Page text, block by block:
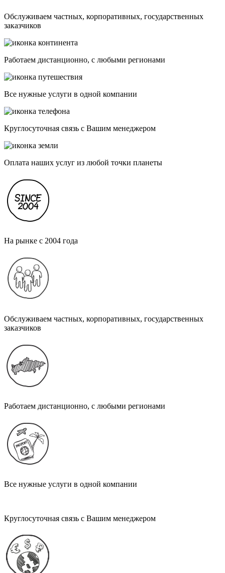
Обслуживаем частных, корпоративных, государственных
заказчиков
Работаем дистанционно, с любыми регионами
Все нужные услуги в одной компании
Круглосуточная связь с Вашим менеджером
Оплата наших услуг из любой точки планеты
На рынке с 2004 года
Обслуживаем частных, корпоративных, государственных
заказчиков
Работаем дистанционно, с любыми регионами
Все нужные услуги в одной компании
Круглосуточная связь с Вашим менеджером